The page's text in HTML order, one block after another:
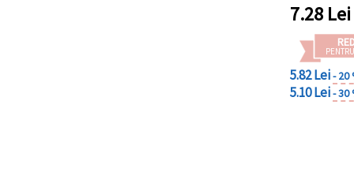
7.28 Lei
5.82 Lei- 20
5.10 Lei- 30